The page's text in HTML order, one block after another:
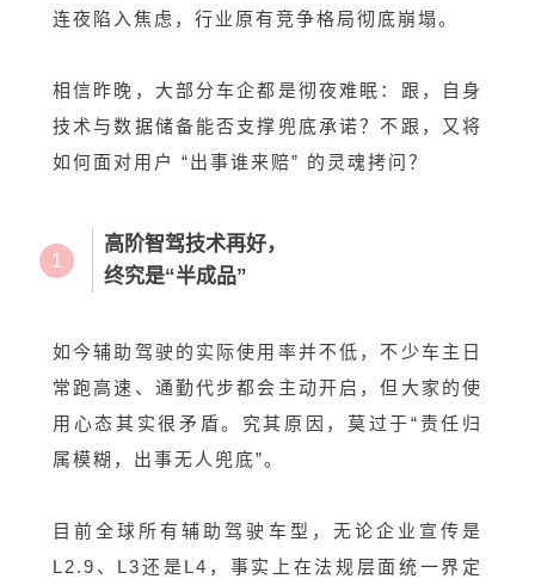
连夜陷入焦虑，行业原有竞争格局彻底崩塌。
相信昨晚，大部分车企都是彻夜难眠：跟，自身
技术与数据储备能否支撑兜底承诺？不跟，又将
如何面对用户 “出事谁来赔” 的灵魂拷问？
1
高阶智驾技术再好，
终究是“半成品”
如今辅助驾驶的实际使用率并不低，不少车主日
常跑高速、通勤代步都会主动开启，但大家的使
用心态其实很矛盾。究其原因，莫过于“责任归
属模糊，出事无人兜底”。
目前全球所有辅助驾驶车型，无论企业宣传是
L2.9、L3还是L4，事实上在法规层面统一界定